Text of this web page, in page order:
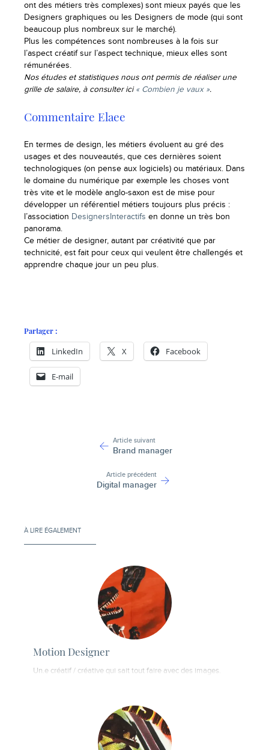
ont des métiers très complexes) sont mieux payés que les
Designers graphiques ou les Designers de mode (qui sont
beaucoup plus nombreux sur le marché).
Plus les compétences sont nombreuses à la fois sur
l’aspect créatif sur l’aspect technique, mieux elles sont
rémunérées.
Nos études et statistiques nous ont permis de réaliser une
grille de salaire, à consulter ici« Combien je vaux ».
Commentaire Elaee
En termes de design, les métiers évoluent au gré des
usages et des nouveautés, que ces dernières soient
technologiques (on pense aux logiciels) ou matériaux. Dans
le domaine du numérique par exemple les choses vont
très vite et le modèle anglo-saxon est de mise pour
développer un référentiel métiers toujours plus précis :
l’association DesignersInteractifs en donne un très bon
panorama.
Ce métier de designer, autant par créativité que par
technicité, est fait pour ceux qui veulent être challengés et
apprendre chaque jour un peu plus.
Partager :
LinkedIn X Facebook
E-mail
Article suivant
Brand manager
Article précédent
Digital manager
À LIRE ÉGALEMENT
Motion Designer
Un.e créatif / créative qui sait tout faire avec des images.